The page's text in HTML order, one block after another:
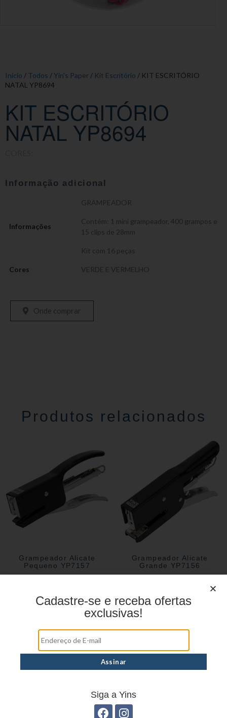
Início / Todos /Yin's Paper / Kit Escritório / KIT ESCRITÓRIO
NATAL YP8694
KIT ESCRITÓRIO
NATAL YP8694
Informação adicional
Informações
GRAMPEADOR
Contém: 1 mini grampeador, 400 grampos e
15 clips de 28mm
Kit com 16 peças
Cores VERDE E VERMELHO
Onde comprar
Produtos relacionados
Grampeador Alicate
Pequeno YP7157
Grampeador Alicate
Grande YP7156
Grampeador Moderno
Cadastre-se e receba ofertas
exclusivas!
Siga a Yins